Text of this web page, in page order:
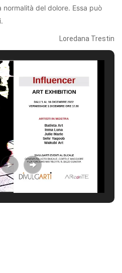
normalità del dolore. Essa può
Loredana Trestin